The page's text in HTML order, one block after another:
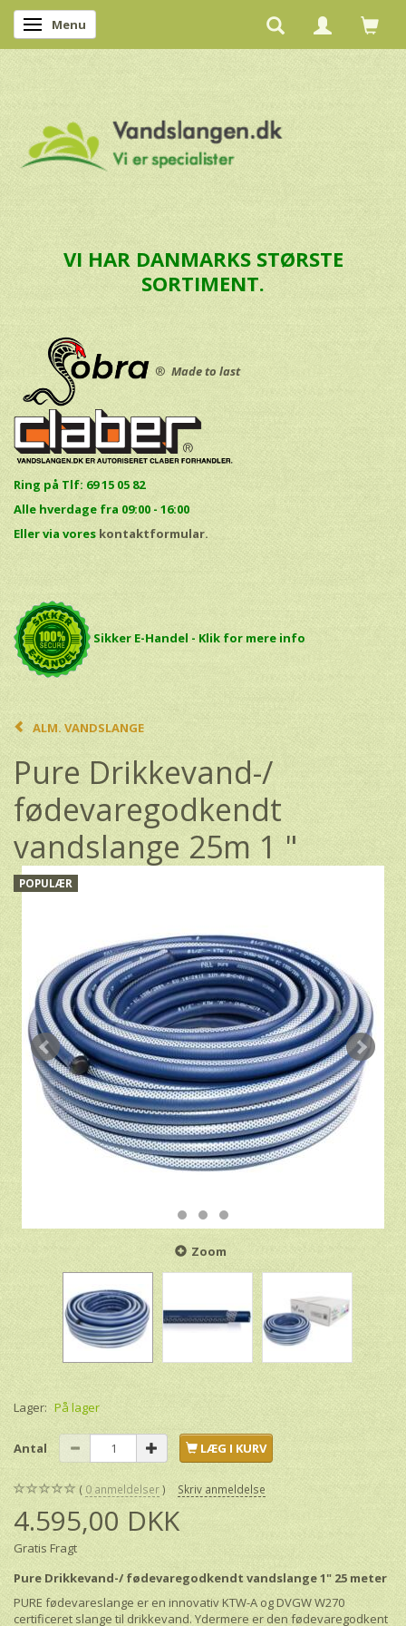
Skifte navigation
Menu
VI HAR DANMARKS STØRSTE
SORTIMENT.
® Made to last
Ring på Tlf: 69 15 05 82
Alle hverdage fra 09:00 - 16:00
Eller via vores kontaktformular.
Sikker E-Handel - Klik for mere info
ALM. VANDSLANGE
Pure Drikkevand-/
fødevaregodkendt
vandslange 25m 1 "
POPULÆR
Zoom
Lager: På lager
Antal LÆG I KURV
0 anmeldelser Skriv anmeldelse
4.595,00 DKK
Gratis Fragt
Pure Drikkevand-/ fødevaregodkendt vandslange 1" 25 meter
PURE fødevareslange er en innovativ KTW-A og DVGW W270
certificeret slange til drikkevand. Ydermere er den fødevaregodkent